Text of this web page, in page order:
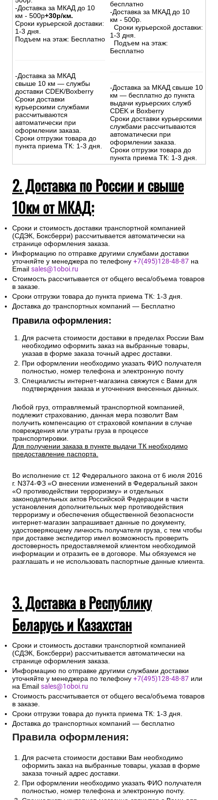
-Доставка за МКАД до 10
км - 500р+30р/км.
Сроки курьерской доставки:
1-3 дня.
Подъем на этаж: Бесплатно
-Доставка за МКАД
свыше 10 км — службы
доставки CDEK/Boxberry
Сроки доставки
курьерскими службами
рассчитываются
автоматически при
оформлении заказа.
Сроки отгрузки товара до
пункта приема ТК: 1-3 дня.
бесплатно
-Доставка за МКАД до 10
км - 500р.
Сроки курьерской доставки:
1-3 дня.
Подъем на этаж:
Бесплатно
-Доставка за МКАД свыше 10
км — бесплатно до пункта
выдачи курьерских служб
CDEK и Boxberry
Сроки доставки курьерскими
службами рассчитываются
автоматически при
оформлении заказа.
Сроки отгрузки товара до
пункта приема ТК: 1-3 дня.
2. Доставка по России и свыше
10км от МКАД:
Сроки и стоимость доставки транспортной компанией
(СДЭК, Боксберри) рассчитывается автоматически на
странице оформления заказа.
Информацию по отправке другими службами доставки
уточняйте у менеджера по телефону +7(495)128-48-87 на
Email sales@1oboi.ru
Стоимость рассчитывается от общего веса/объема товаров
в заказе.
Сроки отгрузки товара до пункта приема ТК: 1-3 дня.
Доставка до транспортных компаний — Бесплатно
Правила оформления:
Для расчета стоимости доставки в пределах России Вам
необходимо оформить заказ на выбранные товары,
указав в форме заказа точный адрес доставки.
При оформлении необходимо указать ФИО получателя
полностью, номер телефона и электронную почту
Специалисты интернет-магазина свяжутся с Вами для
подтверждения заказа и уточнения внесенных данных.
Любой груз, отправляемый транспортной компанией,
подлежит страхованию, данная мера позволит Вам
получить компенсацию от страховой компании в случае
повреждения или утраты груза в процессе
транспортировки.
Для получении заказа в пункте выдачи ТК необходимо
предоставление паспорта.
Во исполнение ст. 12 Федерального закона от 6 июля 2016
г. N374-ФЗ «О внесении изменений в Федеральный закон
«О противодействии терроризму» и отдельных
законодательных актов Российской Федерации в части
установления дополнительных мер противодействия
терроризму и обеспечения общественной безопасности
интернет-магазин запрашивает данные по документу,
удостоверяющему личность получателя груза, с тем чтобы
при доставке экспедитор имел возможность проверить
достоверность предоставляемой клиентом необходимой
информации и отразить ее в договоре. Мы обязуемся не
разглашать и не использовать паспортные данные клиента.
3. Доставка в Республику
Беларусь и Казахстан
Сроки и стоимость доставки транспортной компанией
(СДЭК, Боксберри) рассчитывается автоматически на
странице оформления заказа.
Информацию по отправке другими службами доставки
уточняйте у менеджера по телефону +7(495)128-48-87 или
на Email sales@1oboi.ru
Стоимость рассчитывается от общего веса/объема товаров
в заказе.
Сроки отгрузки товара до пункта приема ТК: 1-3 дня.
Доставка до транспортных компаний — бесплатно
Правила оформления:
Для расчета стоимости доставки Вам необходимо
оформить заказ на выбранные товары, указав в форме
заказа точный адрес доставки.
При оформлении необходимо указать ФИО получателя
полностью, номер телефона и электронную почту.